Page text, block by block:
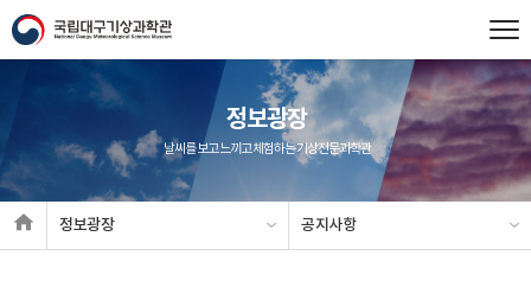
정보광장
날씨를 보고 느끼고 체험하는 기상전문과학관
정보광장 공지사항